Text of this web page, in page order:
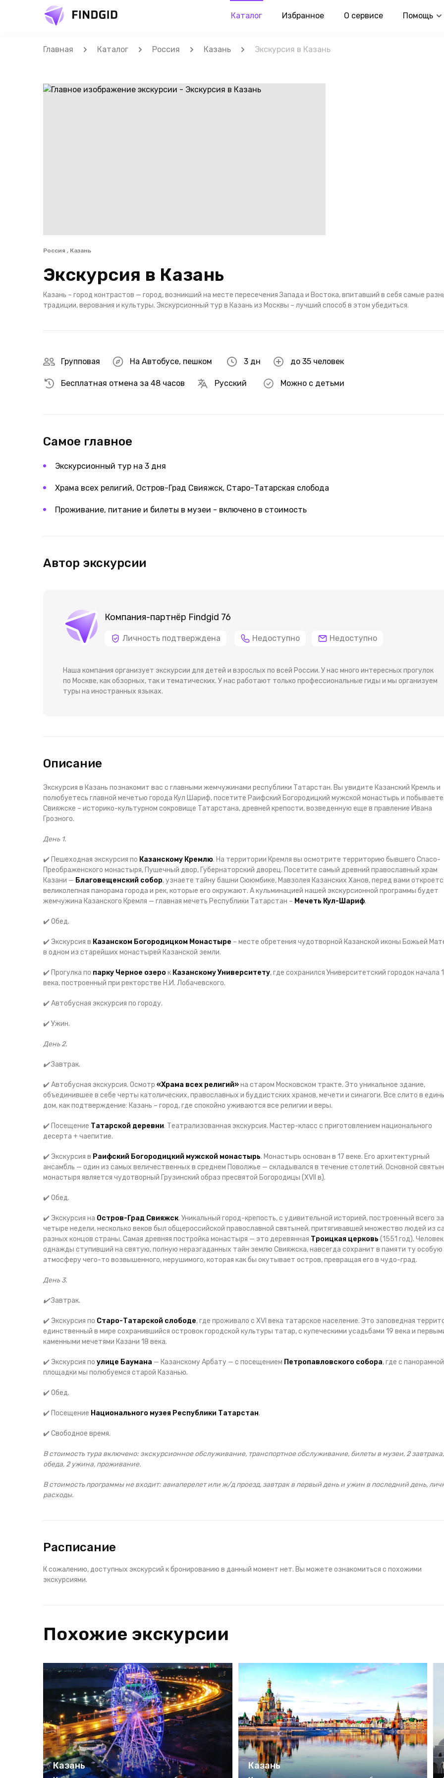
Каталог Избранное О сервисе Помощь
Главная Каталог Россия Казань Экскурсия в Казань
Россия , Казань
Экскурсия в Казань
Казань – город контрастов — город, возникший на месте пересечения Запада и Востока, впитавший в себя самые
традиции, верования и культуры. Экскурсионный тур в Казань из Москвы – лучший способ в этом убедиться.
Групповая На Автобусе, пешком 3 дн до 35 человек
Бесплатная отмена за 48 часов Русский Можно с детьми
Самое главное
Экскурсионный тур на 3 дня
Храма всех религий, Остров-Град Свияжск, Старо-Татарская слобода
Проживание, питание и билеты в музеи - включено в стоимость
Автор экскурсии
Компания-партнёр Findgid 76
Личность подтверждена Недоступно Недоступно
Наша компания организует экскурсии для детей и взрослых по всей России. У нас много интересных прогулок
по Москве, как обзорных, так и тематических. У нас работают только профессиональные гиды и мы организуем
туры на иностранных языках.
Описание
Экскурсия в Казань познакомит вас с главными жемчужинами республики Татарстан. Вы увидите Казанский Кремль и
полюбуетесь главной мечетью города Кул Шариф, посетите Раифский Богородицкий мужской монастырь и
Свияжске – историко-культурном сокровище Татарстана, древней крепости, возведенную еще в правление Ивана
Грозного.
День 1.
✔️ Пешеходная экскурсия по Казанскому Кремлю. На территории Кремля вы осмотрите территорию бывшего Спасо-
Преображенского монастыря, Пушечный двор, Губернаторский дворец. Посетите самый древний православный храм
Казани — Благовещенский собор, узнаете тайну башни Сююмбике, Мавзолея Казанских Ханов, перед вами
великолепная панорама города и рек, которые его окружают. А кульминацией нашей экскурсионной программы будет
жемчужина Казанского Кремля — главная мечеть Республики Татарстан – Мечеть Кул-Шариф.
✔️ Обед.
✔️ Экскурсия в Казанском Богородицком Монастыре – месте обретения чудотворной Казанской иконы Божьей
в одном из старейших монастырей Казанской земли.
✔️ Прогулка по парку Черное озерок Казанскому Университету, где сохранился Университетский городок начала
века, построенный при ректорстве Н.И. Лобачевского.
✔️ Автобусная экскурсия по городу.
✔️ Ужин.
День 2.
✔️Завтрак.
✔️ Автобусная экскурсия. Осмотр «Храма всех религий»на старом Московском тракте. Это уникальное здание,
объединившее в себе черты католических, православных и буддистских храмов, мечети и синагоги. Все слито в
дом, как подтверждение: Казань – город, где спокойно уживаются все религии и веры.
✔️ Посещение Татарской деревни. Театрализованная экскурсия. Мастер-класс с приготовлением национального
десерта + чаепитие.
✔️ Экскурсия в Раифский Богородицкий мужской монастырь. Монастырь основан в 17 веке. Его архитектурный
ансамбль — один из самых величественных в среднем Поволжье — складывался в течение столетий. Основной
монастыря является чудотворный Грузинский образ пресвятой Богородицы (XVII в).
✔️ Обед.
✔️ Экскурсия на Остров-Град Свияжск. Уникальный город-крепость, с удивительной историей, построенный всего за
четыре недели, несколько веков был общероссийской православной святыней, притягивавшей множество людей из
разных концов страны. Самая древняя постройка монастыря — это деревянная Троицкая церковь (1551 год).
однажды ступивший на святую, полную неразгаданных тайн землю Свияжска, навсегда сохранит в памяти ту особую
атмосферу чего-то возвышенного, нерушимого, которая как бы окутывает остров, превращая его в чудо-град.
День 3.
✔️Завтрак.
✔️ Экскурсия по Старо-Татарской слободе, где проживало с XVI века татарское население. Это заповедная
единственный в мире сохранившийся островок городской культуры татар, с купеческими усадьбами 19 века и
каменными мечетями Казани 18 века.
✔️ Экскурсия по улице Баумана — Казанскому Арбату — с посещением Петропавловского собора, где с панорамной
площадки мы полюбуемся старой Казанью.
✔️ Обед.
✔️ Посещение Национального музея Республики Татарстан.
✔️ Свободное время.
В стоимость тура включено: экскурсионное обслуживание, транспортное обслуживание, билеты в музеи, 2
обеда, 2 ужина, проживание.
В стоимость программы не входит: авиаперелет или ж/д проезд, завтрак в первый день и ужин в последний день,
расходы.
Расписание
К сожалению, доступных экскурсий к бронированию в данный момент нет. Вы можете ознакомиться с похожими
экскурсиями.
Похожие экскурсии
Казань Казань